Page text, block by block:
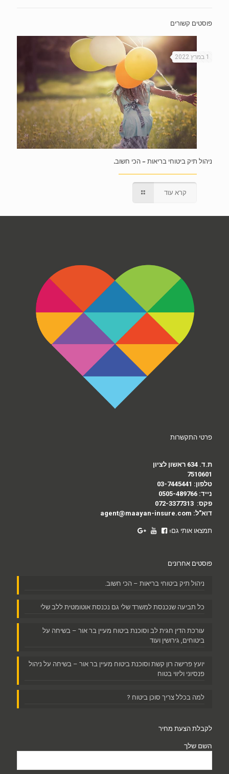
פוסטים קשורים
1 במרץ 2022
ניהול תיק ביטוחי בריאות – הכי חשוב.
קרא עוד
פרטי התקשרות
ת.ד. 634 ראשון לציון
7510601
טלפון: 03-7445441
נייד: 0505-489766
פקס: 072-3377313
דוא"ל: agent@maayan-insure.com
תמצאו אותי גם:
פוסטים אחרונים
ניהול תיק ביטוחי בריאות – הכי חשוב.
כל תביעה שנכנסת למשרד שלי גם נכנסת אוטומטית ללב שלי
עורכת הדין חגית לב וסוכנת ביטוח מעיין בר אור – בשיחה על
ביטוחים, גירושין ועוד
יועץ פרישה רון קשת וסוכנת ביטוח מעיין בר אור – בשיחה על ניהול
פנסיוני וליווי בטוח
למה בכלל צריך סוכן ביטוח ?
לקבלת הצעת מחיר
השם שלך